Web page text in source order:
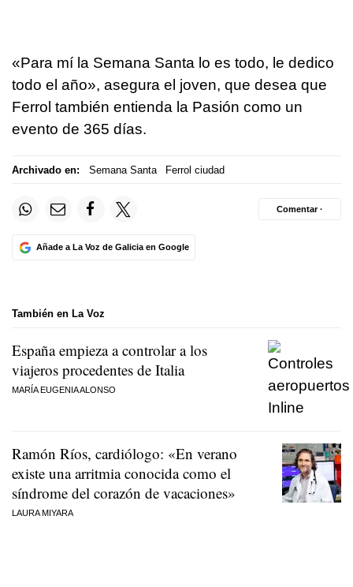
«Para mí la Semana Santa lo es todo, le dedico
todo el año», asegura el joven, que desea que
Ferrol también entienda la Pasión como un
evento de 365 días.
Archivado en: Semana Santa Ferrol ciudad
Añade a La Voz de Galicia en Google
Comentar ·
También en La Voz
España empieza a controlar a los
viajeros procedentes de Italia
MARÍA EUGENIA ALONSO
Ramón Ríos, cardiólogo: «En verano
existe una arritmia conocida como el
síndrome del corazón de vacaciones»
LAURA MIYARA